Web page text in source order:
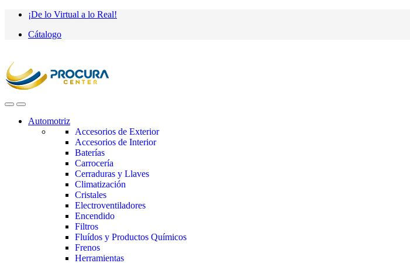
Saltar
navegación
saltar
contenido
¡De lo Virtual a lo Real!
Cátalogo
Automotriz
Accesorios de Exterior
Accesorios de Interior
Baterías
Carrocería
Cerraduras y Llaves
Climatización
Cristales
Electroventiladores
Encendido
Filtros
Fluídos y Productos Químicos
Frenos
Herramientas